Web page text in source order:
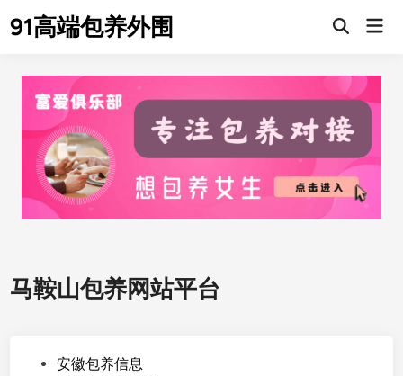
to91高端包养外围
马鞍山包养网站平台
安徽包养信息